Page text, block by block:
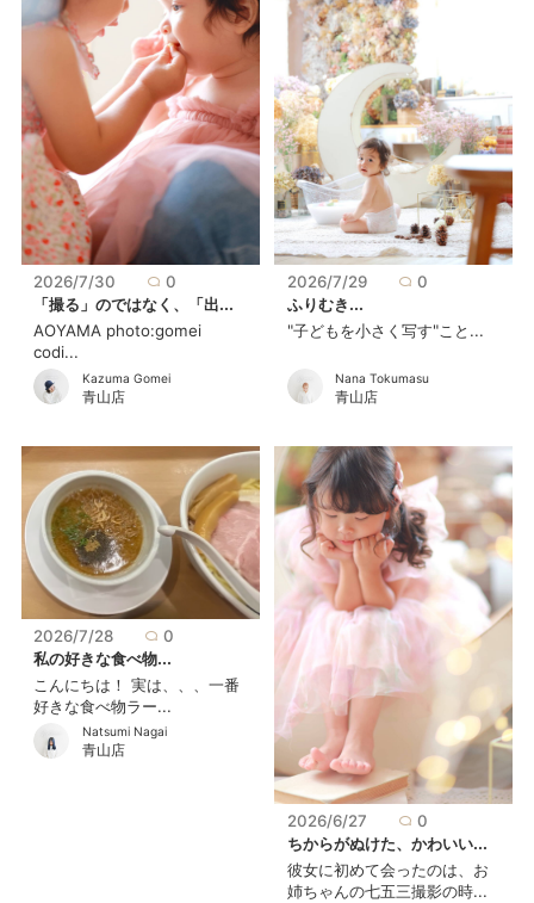
2026/7/30
0
「撮る」のではなく、「出...
AOYAMA photo:gomei
codi...
Kazuma Gomei
青山店
2026/7/29
0
ふりむき...
"子どもを小さく写す"こと...
Nana Tokumasu
青山店
2026/7/28
0
私の好きな食べ物...
こんにちは！ 実は、、、一番
好きな食べ物ラー...
Natsumi Nagai
青山店
2026/6/27
0
ちからがぬけた、かわいい...
彼女に初めて会ったのは、お
姉ちゃんの七五三撮影の時...